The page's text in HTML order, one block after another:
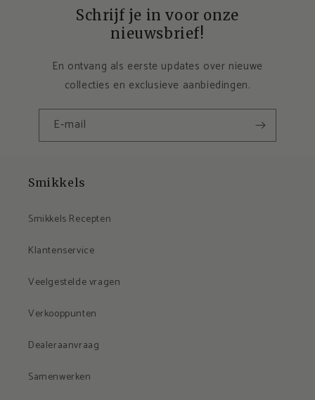
Schrijf je in voor onze
nieuwsbrief!
En ontvang als eerste updates over nieuwe
collecties en exclusieve aanbiedingen.
E‑mail
Smikkels
Smikkels Recepten
Klantenservice
Veelgestelde vragen
Verkooppunten
Dealeraanvraag
Samenwerken